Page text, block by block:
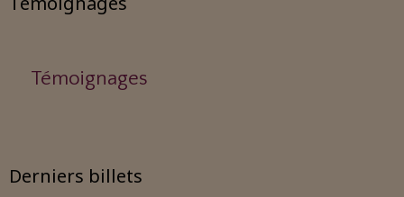
Témoignages
Derniers billets